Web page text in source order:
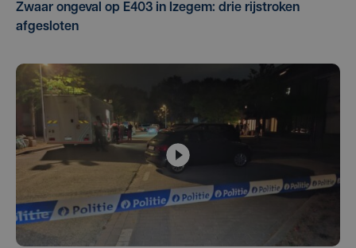
Zwaar ongeval op E403 in Izegem: drie rijstroken
afgesloten